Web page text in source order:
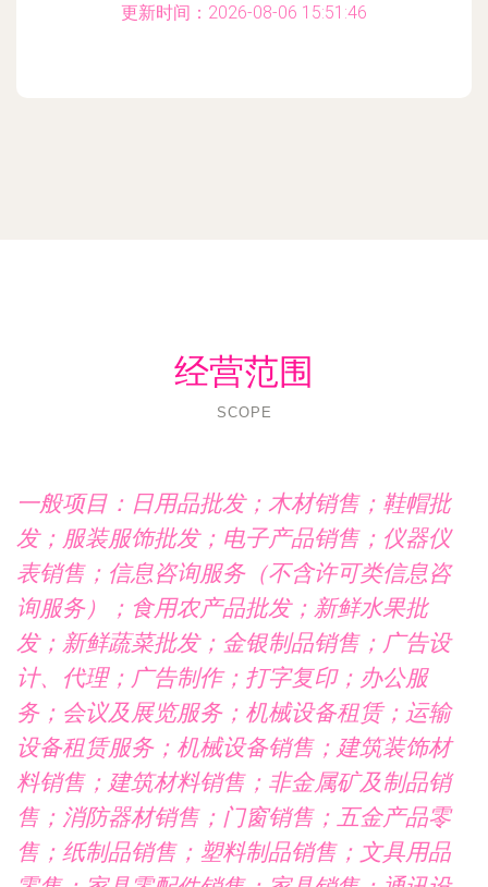
更新时间：2026-08-06 15:51:46
经营范围
SCOPE
一般项目：日用品批发；木材销售；鞋帽批
发；服装服饰批发；电子产品销售；仪器仪
表销售；信息咨询服务（不含许可类信息咨
询服务）；食用农产品批发；新鲜水果批
发；新鲜蔬菜批发；金银制品销售；广告设
计、代理；广告制作；打字复印；办公服
务；会议及展览服务；机械设备租赁；运输
设备租赁服务；机械设备销售；建筑装饰材
料销售；建筑材料销售；非金属矿及制品销
售；消防器材销售；门窗销售；五金产品零
售；纸制品销售；塑料制品销售；文具用品